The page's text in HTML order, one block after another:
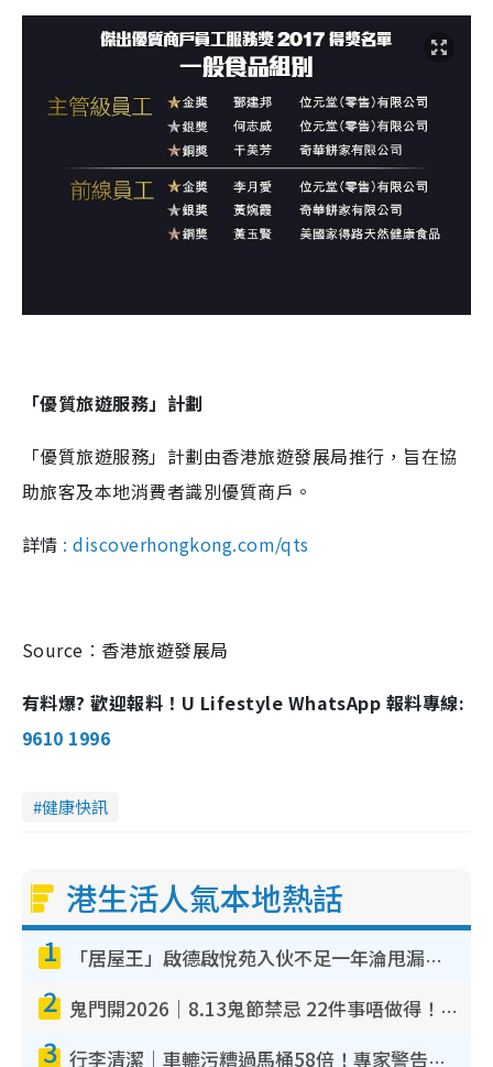
「優質旅遊服務」計劃
「優質旅遊服務」計劃由香港旅遊發展局推行，旨在協
助旅客及本地消費者識別優質商戶。
詳情 : discoverhongkong.com/qts
Source︰香港旅遊發展局
有料爆? 歡迎報料！U Lifestyle WhatsApp 報料專線:
9610 1996
健康快訊
港生活人氣本地熱話
1 「居屋王」啟德啟悅苑入伙不足一年淪甩漏之王！插頭噴火花致大停電 多戶業主全屋家電報銷
2 鬼門開2026｜8.13鬼節禁忌 22件事唔做得！燒肉、刺身要少食？半夜勿吹口哨/打呢個電話
3 行李清潔｜車轆污糟過馬桶58倍！專家警告忌用酒精抹 教1招免污手除菌